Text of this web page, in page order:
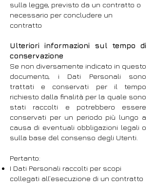
sulla legge, previsto da un contratto o
necessario per concludere un
contratto
Ulteriori informazioni sul tempo di
conservazione
Se non diversamente indicato in questo
documento, i Dati Personali sono
trattati e conservati per il tempo
richiesto dalla finalità per la quale sono
stati raccolti e potrebbero essere
conservati per un periodo più lungo a
causa di eventuali obbligazioni legali o
sulla base del consenso degli Utenti.
Pertanto:
I Dati Personali raccolti per scopi
collegati all’esecuzione di un contratto